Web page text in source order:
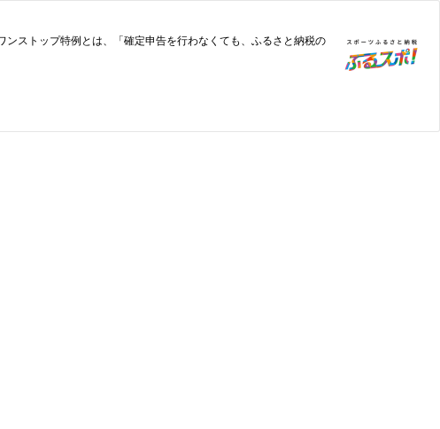
ストップ特例とは、「確定申告を行わなくても、ふるさと納税の